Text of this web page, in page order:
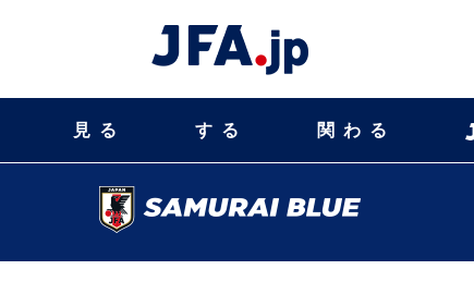
見る する 関わる